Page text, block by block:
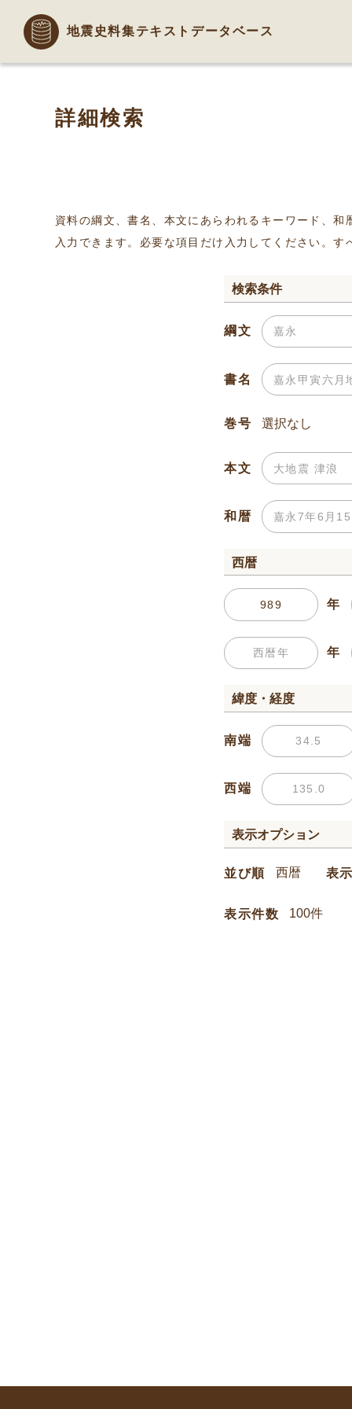
地震史料集テキストデータベース
詳細検索
資料の綱文、書名、本文にあらわれるキーワード、
入力できます。必要な項目だけ入力してください。
検索条件
綱文
書名
巻号
本文
和暦
西暦
年
年
緯度・経度
南端
西端
表示オプション
並び順 表
表示件数